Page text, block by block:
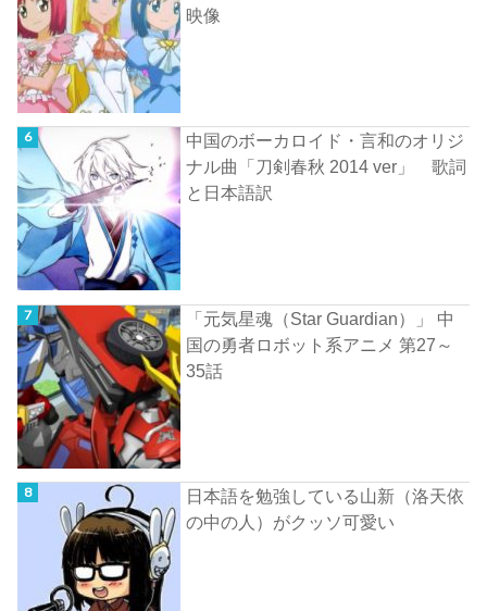
映像
中国のボーカロイド・言和のオリジ
ナル曲「刀剣春秋 2014 ver」 歌詞
と日本語訳
「元気星魂（Star Guardian）」 中
国の勇者ロボット系アニメ 第27～
35話
日本語を勉強している山新（洛天依
の中の人）がクッソ可愛い